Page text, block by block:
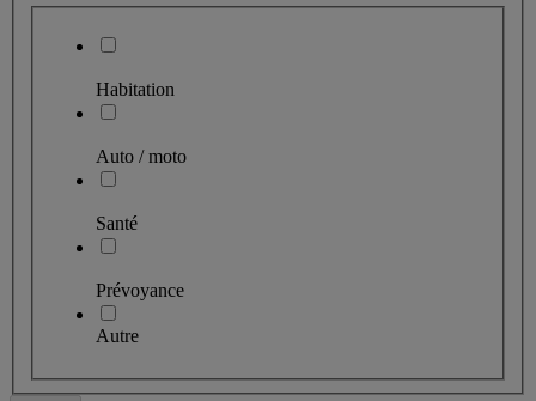
Habitation
Auto / moto
Santé
Prévoyance
Autre